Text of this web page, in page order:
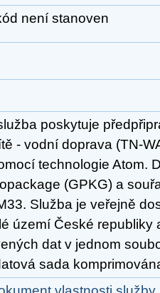
není stanoven
poskytuje
- vodní doprava (TN-
technologie Atom.
(GPKG) a
Služba je veřejně
území České republiky
dat v jednom
sada